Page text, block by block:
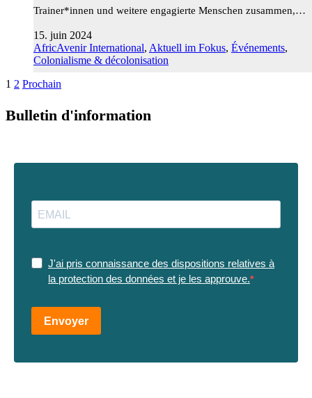
Trainer*innen und weitere engagierte Menschen zusammen,…
15. juin 2024
AfricAvenir International, Aktuell im Fokus, Événements,
Colonialisme & décolonisation
1 2 Prochain
Bulletin d'information
J'ai pris connaissance des dispositions relatives à
la protection des données et je les approuve.
Envoyer